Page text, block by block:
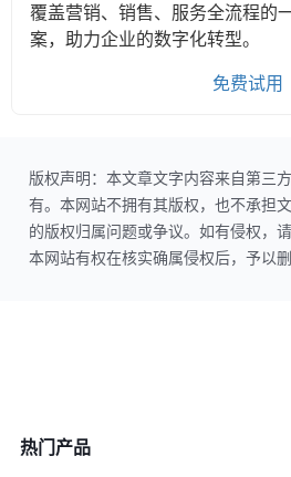
覆盖营销、销售、服务全流程的
案，助力企业的数字化转型。
免费试用
版权声明：本文章文字内容来自第三
有。本网站不拥有其版权，也不承担
的版权归属问题或争议。如有侵权，请
本网站有权在核实确属侵权后，予以删
热门产品